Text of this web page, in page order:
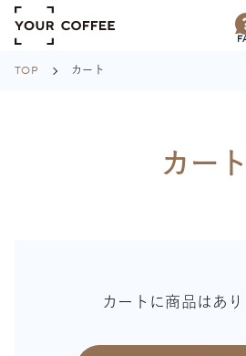
TOP カート
カート
カートに商品はあり